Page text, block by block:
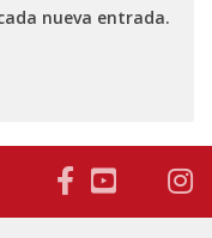
nueva entrada.